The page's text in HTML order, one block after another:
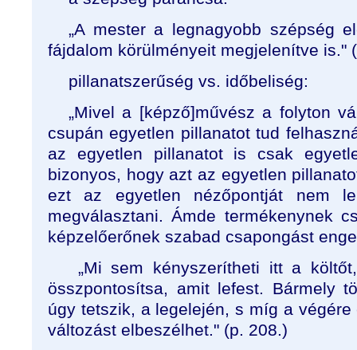
„A mester a legnagyobb szépség
fájdalom körülményeit megjelenítve is."
pillanatszerűség vs. időbeliség:
„Mivel a [képző]művész a folyton
csupán egyetlen pillanatot tud
az egyetlen pillanatot is csak
bizonyos, hogy azt az egyetlen
ezt az egyetlen nézőpontját nem
megválasztani. Ámde termékenynek
képzelőerőnek szabad csapongást
„Mi sem kényszerítheti itt a
összpontosítsa, amit lefest. Bármely
úgy tetszik, a legelején, s míg a
változást elbeszélhet." (p. 208.)